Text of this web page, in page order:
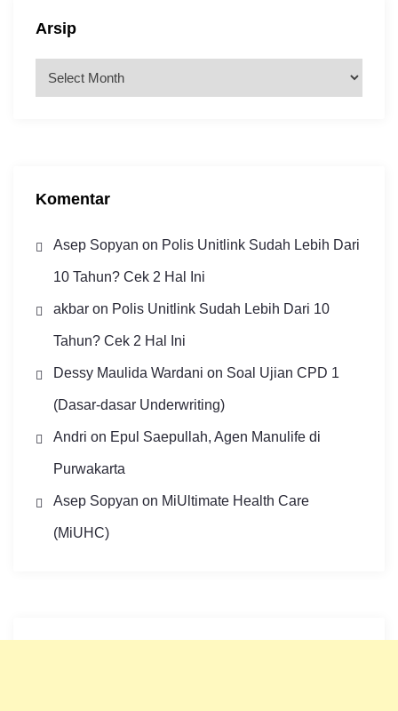
Arsip
Komentar
Asep Sopyan on Polis Unitlink Sudah Lebih Dari
10 Tahun? Cek 2 Hal Ini
akbaron Polis Unitlink Sudah Lebih Dari 10
Tahun? Cek 2 Hal Ini
Dessy Maulida Wardani on Soal Ujian CPD 1
(Dasar-dasar Underwriting)
Andri on Epul Saepullah, Agen Manulife di
Purwakarta
Asep Sopyan on MiUltimate Health Care
(MiUHC)